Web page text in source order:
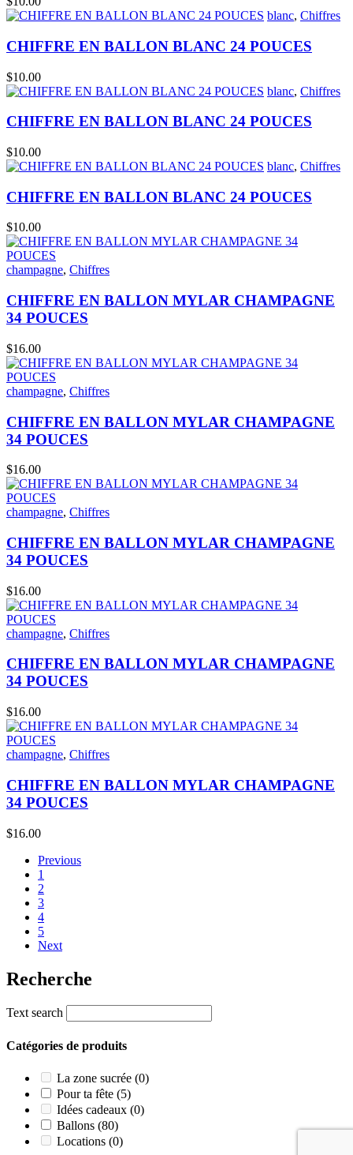
blanc, Chiffres
CHIFFRE EN BALLON BLANC 24 POUCES
$10.00
blanc, Chiffres
CHIFFRE EN BALLON BLANC 24 POUCES
$10.00
blanc, Chiffres
CHIFFRE EN BALLON BLANC 24 POUCES
$10.00
champagne, Chiffres
CHIFFRE EN BALLON MYLAR CHAMPAGNE
34 POUCES
$16.00
champagne, Chiffres
CHIFFRE EN BALLON MYLAR CHAMPAGNE
34 POUCES
$16.00
champagne, Chiffres
CHIFFRE EN BALLON MYLAR CHAMPAGNE
34 POUCES
$16.00
champagne, Chiffres
CHIFFRE EN BALLON MYLAR CHAMPAGNE
34 POUCES
$16.00
champagne, Chiffres
CHIFFRE EN BALLON MYLAR CHAMPAGNE
34 POUCES
$16.00
Previous
1
2
3
4
5
Next
Recherche
Text search
Catégories de produits
La zone sucrée (0)
Pour ta fête (5)
Idées cadeaux (0)
Ballons (80)
Locations (0)